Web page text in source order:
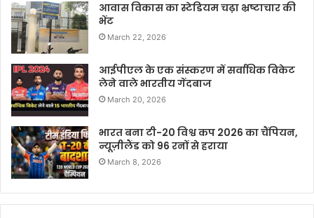
आवास विकास का स्टेडियम चढ़ा भ्रष्टाचार की
भेंट
March 22, 2026
आईपीएल के एक संस्करण में सर्वाधिक विकेट
लेने वाले भारतीय गेंदबाज
March 20, 2026
भारत बना टी-20 विश्व कप 2026 का चैंपियन,
न्यूज़ीलैंड को 96 रनों से हराया
March 8, 2026